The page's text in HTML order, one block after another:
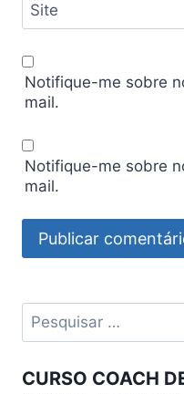
Site
Notifique-me sobre
mail.
Notifique-me sobre
mail.
Pesquisar
por:
CURSO COACH